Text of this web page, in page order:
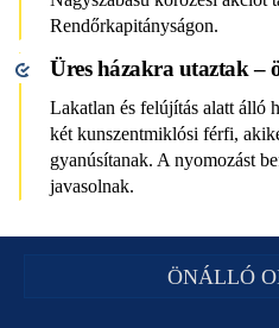
Rendőrkapitányságon.
Üres házakra utaztak –
Lakatlan és felújítás alatt álló
két kunszentmiklósi férfi,
gyanúsítanak. A nyomozást
javasolnak.
ÖNÁLLÓ